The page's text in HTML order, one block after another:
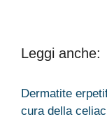
Leggi anche:
Dermatite
cura della